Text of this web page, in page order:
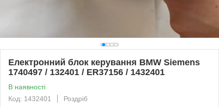
Електронний блок керування BMW Siemens
1740497 / 132401 / ER37156 / 1432401
В наявності
Код: 1432401
Роздріб